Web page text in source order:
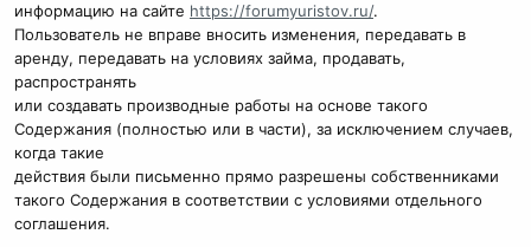
информацию на сайте https://forumyuristov.ru/.
Пользователь не вправе вносить изменения, передавать в
аренду, передавать на условиях займа, продавать,
распространять
или создавать производные работы на основе такого
Содержания (полностью или в части), за исключением случаев,
когда такие
действия были письменно прямо разрешены собственниками
такого Содержания в соответствии с условиями отдельного
соглашения.